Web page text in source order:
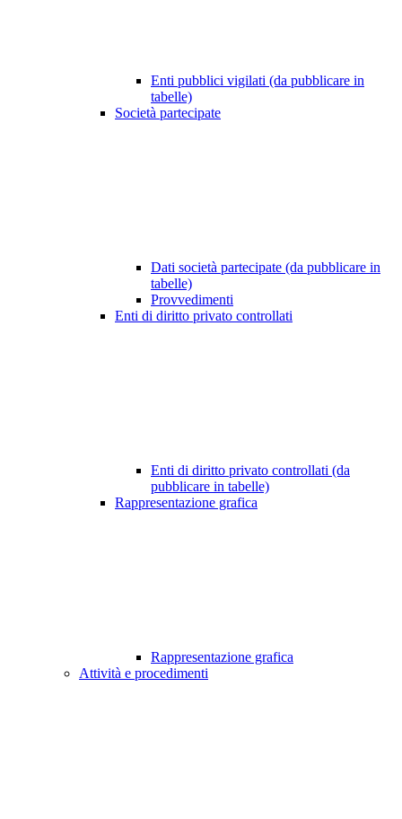
Enti pubblici vigilati (da pubblicare in
tabelle)
Società partecipate
Dati società partecipate (da pubblicare in
tabelle)
Provvedimenti
Enti di diritto privato controllati
Enti di diritto privato controllati (da
pubblicare in tabelle)
Rappresentazione grafica
Rappresentazione grafica
Attività e procedimenti